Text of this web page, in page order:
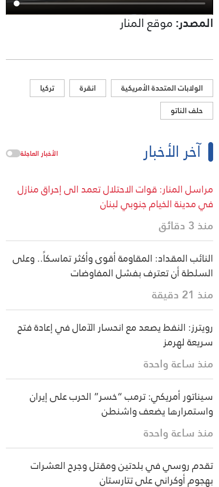
المصدر:موقع المنار
الولابات المتحدة الأمريكية انقرة
تركيا
حلف الناتو
آخر الأخبار الأخبار العاجلة
مراسل المنار: قوات الاحتلال تعمد الى إحراق منازل
في مدينة الخيام جنوبي لبنان
منذ 3 دقائق
النائب المقداد: المقاومة أقوى وأكثر تماسكاً.. وعلى
السلطة أن تعترف بفشل المفاوضات
منذ 21 دقيقة
رويترز: النفط يصعد مع انحسار الآمال في إعادة فتح
سريعة لهرمز
منذ ساعة واحدة
سيناتور أمريكي: ترمب “خسر” الحرب على إيران
واستمرارها يضعف واشنطن
منذ ساعة واحدة
تقدم روسي في بلدتين ومقتل وجرح العشرات
بهجوم أوكراني على تتارستان